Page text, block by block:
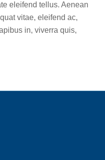
eleifend tellus. Aenean
vitae, eleifend ac,
in, viverra quis,